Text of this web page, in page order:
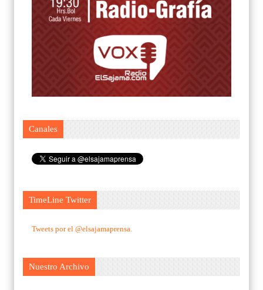
Canales
TimeLine Twitter
Tweets por el @elsajamaprensa.
Nuestro Archivo